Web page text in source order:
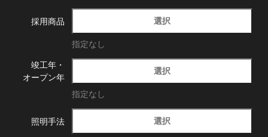
採用商品 選択
指定なし
竣工年・
オープン年
選択
指定なし
照明手法 選択